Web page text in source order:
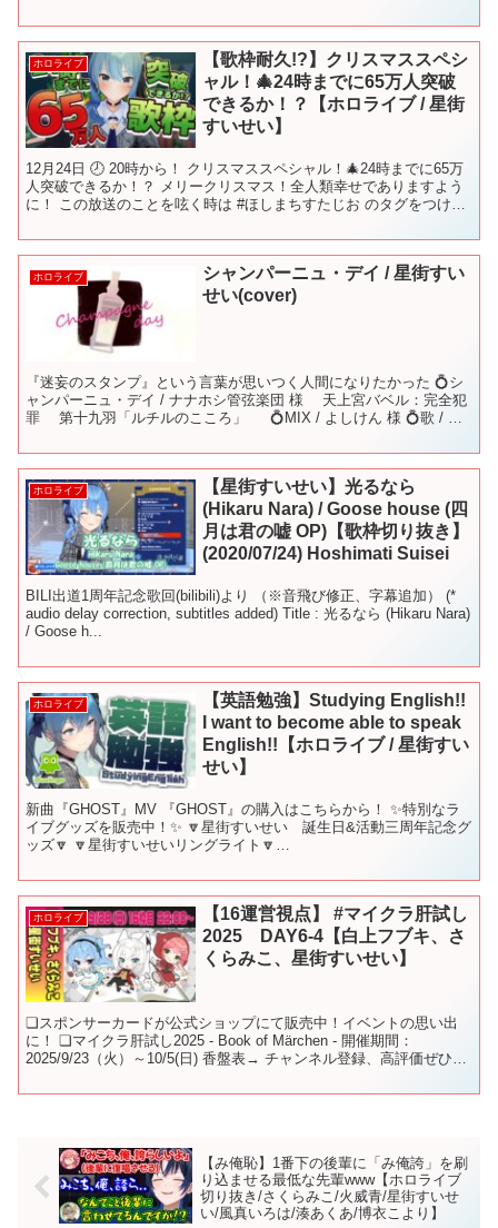
ホロライブ
【歌枠耐久!?】クリスマススペシ
ャル！🎄24時までに65万人突破
できるか！？【ホロライブ / 星街
すいせい】
12月24日 🕗 20時から！ クリスマススペシャル！🎄24時までに65万
人突破できるか！？ メリークリスマス！全人類幸せでありますよう
に！ この放送のことを呟く時は #ほしまちすたじお のタグをつけて
ホロライブ
シャンパーニュ・デイ / 星街すい
せい(cover)
『迷妄のスタンプ』という言葉が思いつく人間になりたかった 💍シ
ャンパーニュ・デイ / ナナホシ管弦楽団 様 天上宮バベル：完全犯
罪 第十九羽「ルチルのこころ」 💍MIX / よしけん 様 💍歌 / 星
ホロライブ
【星街すいせい】光るなら
(Hikaru Nara) / Goose house (四
月は君の嘘 OP)【歌枠切り抜き】
(2020/07/24) Hoshimati Suisei
BILI出道1周年記念歌回(bilibili)より （※音飛び修正、字幕追加） (*
audio delay correction, subtitles added) Title : 光るなら (Hikaru Nara)
/ Goose h...
ホロライブ
【英語勉強】Studying English!!
I want to become able to speak
English!!【ホロライブ / 星街すい
せい】
新曲『GHOST』MV 『GHOST』の購入はこちらから！ ✨特別なラ
イブグッズを販売中！✨ 🔽星街すいせい 誕生日&活動三周年記念グ
ッズ🔽 🔽星街すいせいリングライト🔽
ホロライブ
【16運営視点】 #マイクラ肝試し
2025 DAY6-4【白上フブキ、さ
くらみこ、星街すいせい】
❏スポンサーカードが公式ショップにて販売中！イベントの思い出
に！ ❏マイクラ肝試し2025 - Book of Märchen - 開催期間：
2025/9/23（火）～10/5(日) 香盤表→ チャンネル登録、高評価ぜひお
【み俺恥】1番下の後輩に「み俺誇」を刷
り込ませる最低な先輩www【ホロライブ
切り抜き/さくらみこ/火威青/星街すいせ
い/風真いろは/湊あくあ/博衣こより】